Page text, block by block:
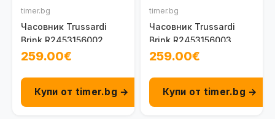
timer.bg
Часовник Trussardi
Brink R2453156002
259.00€
Купи от timer.bg →
timer.bg
Часовник Trussardi
Brink R2453156003
259.00€
Купи от timer.bg →